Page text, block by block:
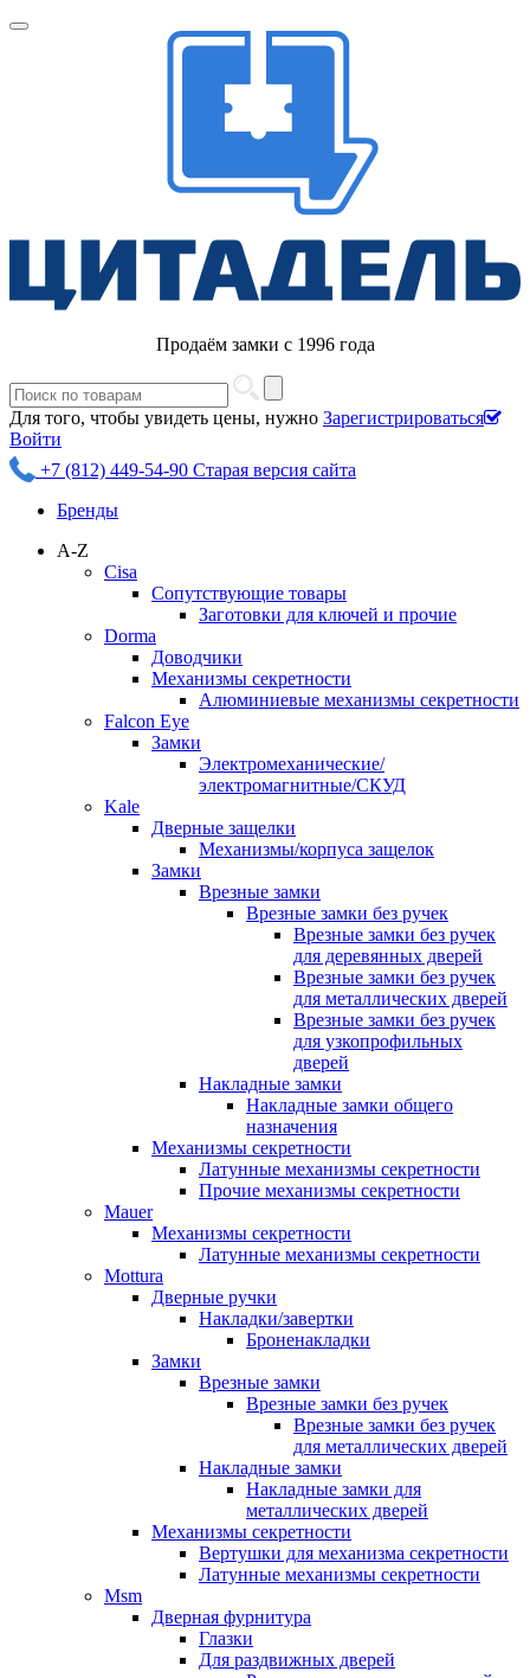
Продаём замки с 1996 года
Для того, чтобы увидеть цены, нужно Зарегистрироваться
Войти
+7 (812) 449-54-90 Старая версия сайта
Бренды
A-Z
Cisa
Сопутствующие товары
Заготовки для ключей и прочие
Dorma
Доводчики
Механизмы секретности
Алюминиевые механизмы секретности
Falcon Eye
Замки
Электромеханические/
электромагнитные/СКУД
Kale
Дверные защелки
Механизмы/корпуса защелок
Замки
Врезные замки
Врезные замки без ручек
Врезные замки без ручек
для деревянных дверей
Врезные замки без ручек
для металлических дверей
Врезные замки без ручек
для узкопрофильных
дверей
Накладные замки
Накладные замки общего
назначения
Механизмы секретности
Латунные механизмы секретности
Прочие механизмы секретности
Mauer
Механизмы секретности
Латунные механизмы секретности
Mottura
Дверные ручки
Накладки/завертки
Броненакладки
Замки
Врезные замки
Врезные замки без ручек
Врезные замки без ручек
для металлических дверей
Накладные замки
Накладные замки для
металлических дверей
Механизмы секретности
Вертушки для механизма секретности
Латунные механизмы секретности
Msm
Дверная фурнитура
Глазки
Для раздвижных дверей